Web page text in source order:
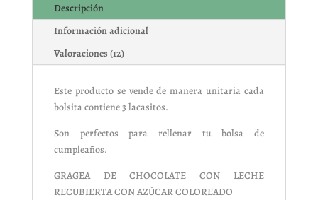
Descripción
Información adicional
Valoraciones (12)
Este producto se vende de manera unitaria cada
bolsita contiene 3 lacasitos.
Son perfectos para rellenar tu bolsa de
cumpleaños.
GRAGEA DE CHOCOLATE CON LECHE
RECUBIERTA CON AZÚCAR COLOREADO